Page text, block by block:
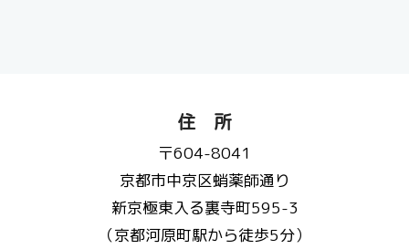
住 所
〒604-8041
京都市中京区蛸薬師通り
新京極東入る裏寺町595-3
（京都河原町駅から徒歩5分）